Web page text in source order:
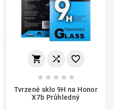
  
    
Tvrzené sklo 9H na Honor
X7b Průhledný